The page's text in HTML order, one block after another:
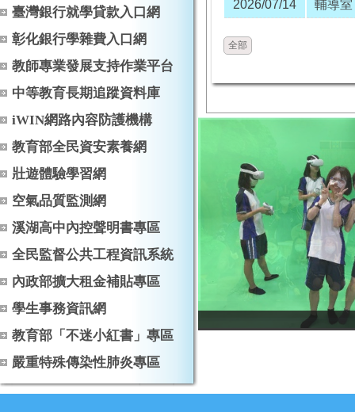
臺灣銀行就學貸款入口網
彰化銀行學雜費入口網
教師專業發展支持作業平台
中等教育長期追蹤資料庫
iWIN網路內容防護機構
教育部全民資安素養網
壯遊體驗學習網
空氣品質監測網
溪湖高中內控聲明書專區
全民監督公共工程資訊系統
內政部擴大租金補貼專區
學生事務資訊網
教育部「不迷小紅書」專區
嚴重特殊傳染性肺炎專區
2026/07/14
輔導室
全部